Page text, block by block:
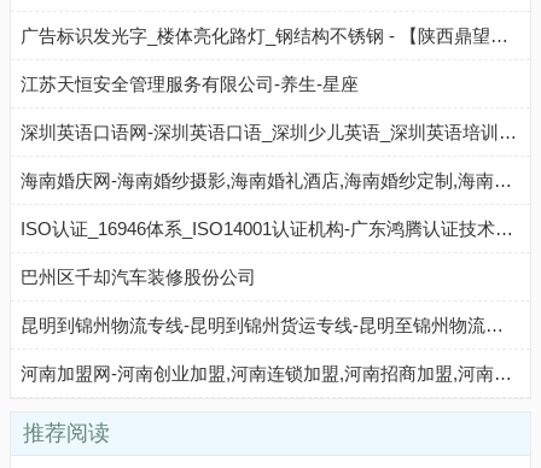
广告标识发光字_楼体亮化路灯_钢结构不锈钢 - 【陕西鼎望光电工程有限公司】
江苏天恒安全管理服务有限公司-养生-星座
深圳英语口语网-深圳英语口语_深圳少儿英语_深圳英语培训机构_深圳最好的英语学习网站
海南婚庆网-海南婚纱摄影,海南婚礼酒店,海南婚纱定制,海南婚礼跟拍,海南婚礼策划,海南婚庆公司
ISO认证_16946体系_ISO14001认证机构-广东鸿腾认证技术服务有限公司
巴州区千却汽车装修股份公司
昆明到锦州物流专线-昆明到锦州货运专线-昆明至锦州物流公司-就发物流网
河南加盟网-河南创业加盟,河南连锁加盟,河南招商加盟,河南加盟好项目,河南创业项目网站
推荐阅读